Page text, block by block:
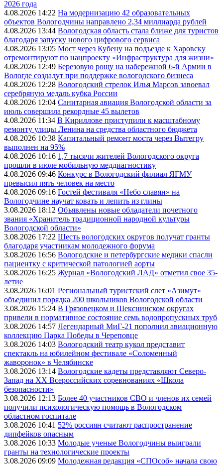
2026 года
4.08.2026 14:22 На модернизацию 42 образовательных
объектов Вологодчины направлено 2,34 миллиарда рублей
4.08.2026 13:44 Вологодская область стала ближе для туристов
благодаря запуску нового цифрового сервиса
4.08.2026 13:05 Мост через Кубену на подъезде к Харовску
отремонтируют по нацпроекту «Инфраструктура для жизни»
4.08.2026 12:49 Березовую рощу на набережной 6-й Армии в
Вологде создадут при поддержке вологодского бизнеса
4.08.2026 12:28 Вологодский стрелок Илья Марсов завоевал
серебряную медаль кубка России
4.08.2026 12:04 Санитарная авиация Вологодской области за
июль совершила рекордные 45 вылетов
4.08.2026 11:34 В Кириллове приступили к масштабному
ремонту улицы Ленина на средства областного бюджета
4.08.2026 10:38 Капитальный ремонт моста через Вытегру
выполнен на 95%
4.08.2026 10:16 1,7 тысячи жителей Вологодского округа
прошли в июле мобильную меддиагностику
4.08.2026 09:46 Конкурс в Вологодский филиал ЯГМУ
превысил пять человек на место
4.08.2026 09:16 Гостей фестиваля «Небо славян» на
Вологодчине научат ковать и лепить из глины
3.08.2026 18:12 Объявлены новые обладатели почетного
звания «Хранитель традиционной народной культуры
Вологодской области»
3.08.2026 17:22 Шесть вологодских округов получат гранты
благодаря участникам молодежного форума
3.08.2026 16:56 Вологодские и петербургские медики спасли
пациентку с критической патологией аорты
3.08.2026 16:25 Журнал «Вологодский ЛАД» отметил свое 35-
летие
3.08.2026 16:01 Региональный туристский слет «Азимут»
объединил порядка 200 школьников Вологодской области
3.08.2026 15:24 В Грязовецком и Шекснинском округах
привели в нормативное состояние семь водопропускных труб
3.08.2026 14:57 Легендарный МиГ-21 пополнил авиационную
коллекцию Парка Победы в Череповце
3.08.2026 14:03 Вологодский театр кукол представит
спектакль на юбилейном фестивале «Соломенный
жаворонок» в Челябинске
3.08.2026 13:14 Вологодские кадеты представляют Северо-
Запад на XX Всероссийских соревнованиях «Школа
безопасности»
3.08.2026 12:13 Более 40 участников СВО и членов их семей
получили психологическую помощь в Вологодском
областном госпитале
3.08.2026 10:41 52% россиян считают распространение
дипфейков опасным
3.08.2026 10:33 Молодые ученые Вологодчины выиграли
гранты на технологические проекты
3.08.2026 09:09 Молодежная редакция «СПОсоб» начала свою